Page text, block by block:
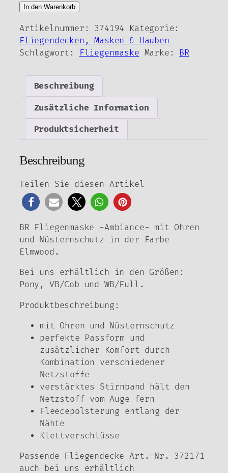
Fliegenmaske
Ambiance-
mit
Ohren
Nüsternschutz
Menge
In den Warenkorb
Artikelnummer: 374194
Kategorie:
Fliegendecken, Masken & Hauben
Schlagwort:
Fliegenmaske Marke: BR
Beschreibung
Zusätzliche Information
Produktsicherheit
Beschreibung
Teilen Sie diesen Artikel
BR Fliegenmaske -Ambiance- mit Ohren
und Nüsternschutz in der Farbe
Elmwood.
Bei uns erhältlich in den Größen:
Pony, VB/Cob und WB/Full.
Produktbeschreibung:
mit Ohren und Nüsternschutz
perfekte Passform und
zusätzlicher Komfort durch
Kombination verschiedener
Netzstoffe
verstärktes Stirnband hält den
Netzstoff vom Auge fern
Fleecepolsterung entlang der
Nähte
Klettverschlüsse
Passende Fliegendecke Art.-Nr. 372171
auch bei uns erhältlich